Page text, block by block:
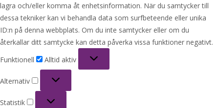
lagra och/eller komma åt enhetsinformation. När du samtycker till
dessa tekniker kan vi behandla data som surfbeteende eller unika
ID:n på denna webbplats. Om du inte samtycker eller om du
återkallar ditt samtycke kan detta påverka vissa funktioner negativt.
Funktionell
Alltid aktiv
Alternativ
Statistik